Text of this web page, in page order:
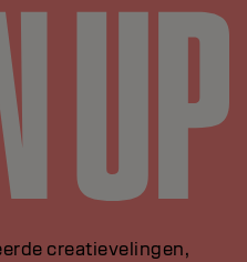
creatievelingen,